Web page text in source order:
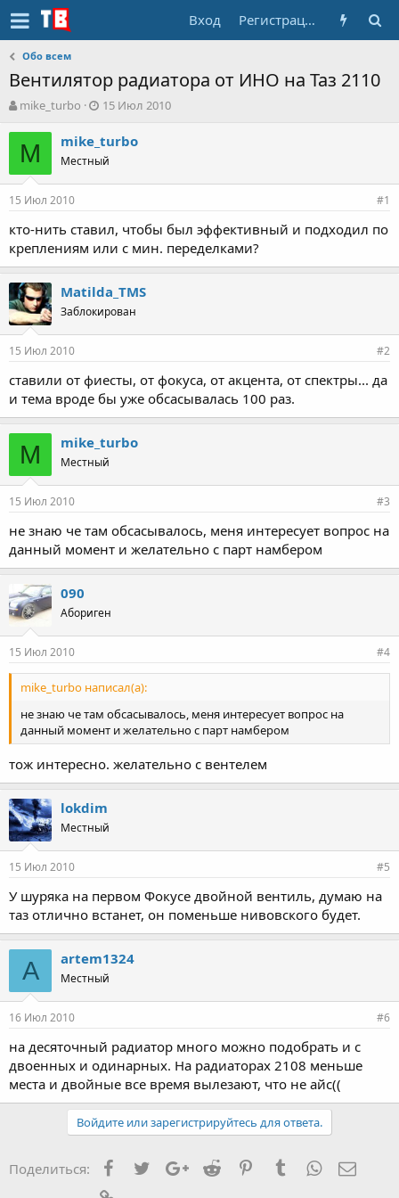
Вход Регистрация
Обо всем
Вентилятор радиатора от ИНО на Таз 2110
А
т
о
т
е
ы
mike_turbo
Д
т
а
н
а
л
а
15 Июл 2010
M mike_turbo
Местный
15 Июл 2010 #1
кто-нить ставил, чтобы был эффективный и подходил по
креплениям или с мин. переделками?
Matilda_TMS
Заблокирован
15 Июл 2010 #2
ставили от фиесты, от фокуса, от акцента, от спектры... да
и тема вроде бы уже обсасывалась 100 раз.
M mike_turbo
Местный
15 Июл 2010 #3
не знаю че там обсасывалось, меня интересует вопрос на
данный момент и желательно с парт намбером
090
Абориген
15 Июл 2010 #4
mike_turbo написал(а):
не знаю че там обсасывалось, меня интересует вопрос на
данный момент и желательно с парт намбером
тож интересно. желательно с вентелем
lokdim
Местный
15 Июл 2010 #5
У шуряка на первом Фокусе двойной вентиль, думаю на
таз отлично встанет, он поменьше нивовского будет.
A artem1324
Местный
16 Июл 2010 #6
на десяточный радиатор много можно подобрать и с
двоенных и одинарных. На радиаторах 2108 меньше
места и двойные все время вылезают, что не айс((
Войдите или зарегистрируйтесь для ответа.
Поделиться: FacebookTwitterGoogle+
Reddit PinterestTumblrWhatsApp